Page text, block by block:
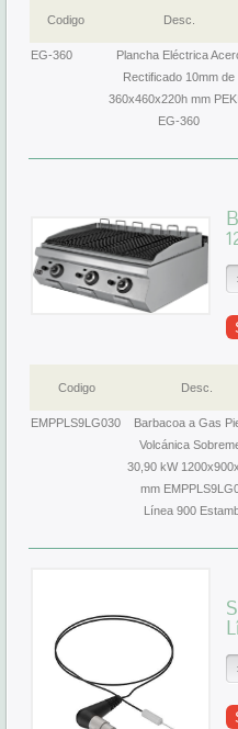
Codigo Desc.
EG-360
Plancha Eléctrica
Rectificado 10mm de
360x460x220h mm
EG-360
Codigo Desc.
EMPPLS9LG030
Barbacoa a Gas
Volcánica
30,90 kW
mm
Línea 900